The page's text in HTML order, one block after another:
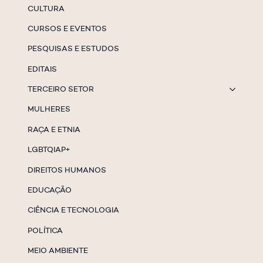
CULTURA
CURSOS E EVENTOS
PESQUISAS E ESTUDOS
EDITAIS
TERCEIRO SETOR
MULHERES
RAÇA E ETNIA
LGBTQIAP+
DIREITOS HUMANOS
EDUCAÇÃO
CIÊNCIA E TECNOLOGIA
POLÍTICA
MEIO AMBIENTE